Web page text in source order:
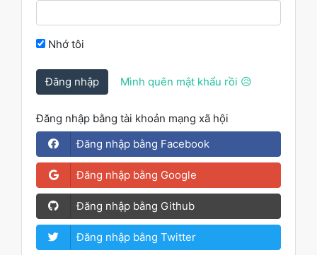
Nhớ tôi
Đăng nhập Mình quên mật khẩu rồi 😥
Đăng nhập bằng tài khoản mạng xã hội
Đăng nhập bằng Facebook
Đăng nhập bằng Google
Đăng nhập bằng Github
Đăng nhập bằng Twitter